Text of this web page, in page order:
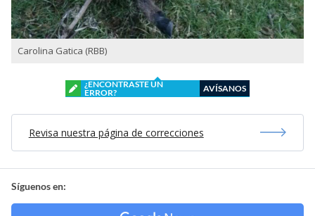
Carolina Gatica (RBB)
¿ENCONTRASTE UN
ERROR?
AVÍSANOS
Revisa nuestra página de correcciones
Síguenos en: